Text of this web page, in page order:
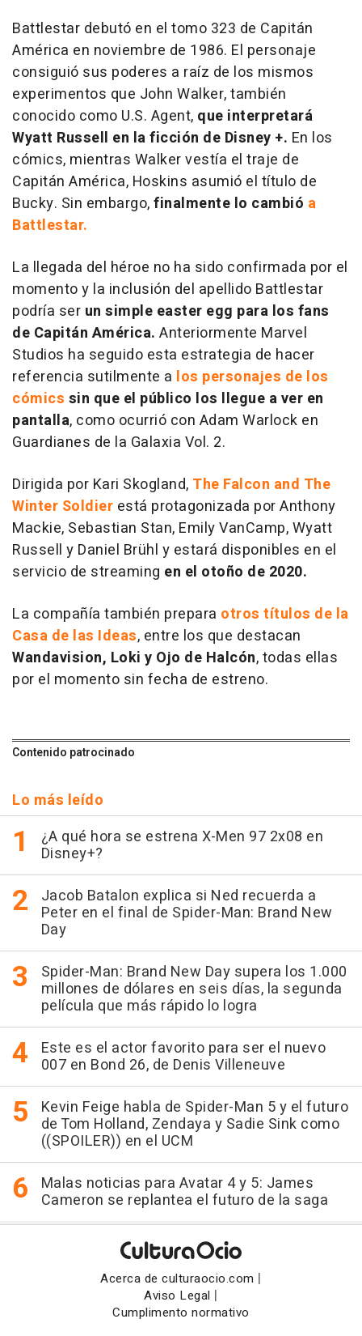
Battlestar debutó en el tomo 323 de Capitán
América en noviembre de 1986. El personaje
consiguió sus poderes a raíz de los mismos
experimentos que John Walker, también
conocido como U.S. Agent, que interpretará
Wyatt Russell en la ficción de Disney +. En los
cómics, mientras Walker vestía el traje de
Capitán América, Hoskins asumió el título de
Bucky. Sin embargo,finalmente lo cambió a
Battlestar.
La llegada del héroe no ha sido confirmada por el
momento y la inclusión del apellido Battlestar
podría ser un simple easter egg para los fans
de Capitán América. Anteriormente Marvel
Studios ha seguido esta estrategia de hacer
referencia sutilmente a los personajes de los
cómics sin que el público los llegue a ver en
pantalla, como ocurrió con Adam Warlock en
Guardianes de la Galaxia Vol. 2.
Dirigida por Kari Skogland, The Falcon and The
Winter Soldier está protagonizada por Anthony
Mackie, Sebastian Stan, Emily VanCamp, Wyatt
Russell y Daniel Brühl y estará disponibles en el
servicio de streaming en el otoño de 2020.
La compañía también prepara otros títulos de la
Casa de las Ideas, entre los que destacan
Wandavision, Loki y Ojo de Halcón, todas ellas
por el momento sin fecha de estreno.
Contenido patrocinado
Lo más leído
¿A qué hora se estrena X-Men 97 2x08 en
Disney+?
Jacob Batalon explica si Ned recuerda a
Peter en el final de Spider-Man: Brand New
Day
Spider-Man: Brand New Day supera los 1.000
millones de dólares en seis días, la segunda
película que más rápido lo logra
Este es el actor favorito para ser el nuevo
007 en Bond 26, de Denis Villeneuve
Kevin Feige habla de Spider-Man 5 y el futuro
de Tom Holland, Zendaya y Sadie Sink como
((SPOILER)) en el UCM
Malas noticias para Avatar 4 y 5: James
Cameron se replantea el futuro de la saga
Acerca de culturaocio.com |
Aviso Legal |
Cumplimento normativo